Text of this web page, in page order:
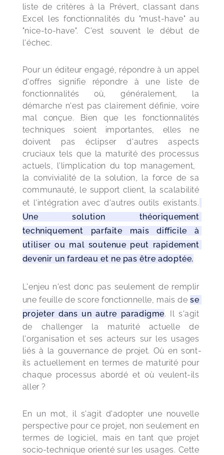
liste de critères à la Prévert, classant dans
Excel les fonctionnalités du "must-have" au
"nice-to-have". C'est souvent le début de
l'échec.
Pour un éditeur engagé, répondre à un appel
d'offres signifie répondre à une liste de
fonctionnalités où, généralement, la
démarche n'est pas clairement définie, voire
mal conçue. Bien que les fonctionnalités
techniques soient importantes, elles ne
doivent pas éclipser d'autres aspects
cruciaux tels que la maturité des processus
actuels, l’limplication du top management,
la convivialité de la solution, la force de sa
communauté, le support client, la scalabilité
et l'intégration avec d'autres outils existants.
Une solution théoriquement
techniquement parfaite mais difficile à
utiliser ou mal soutenue peut rapidement
devenir un fardeau et ne pas être adoptée.
L'enjeu n'est donc pas seulement de remplir
une feuille de score fonctionnelle, mais de se
projeter dans un autre paradigme. Il s'agit
de challenger la maturité actuelle de
l'organisation et ses acteurs sur les usages
liés à la gouvernance de projet. Où en sont-
ils actuellement en termes de maturité pour
chaque processus abordé et où veulent-ils
aller ?
En un mot, il s'agit d'adopter une nouvelle
perspective pour ce projet, non seulement en
termes de logiciel, mais en tant que projet
socio-technique orienté sur les usages. Cette